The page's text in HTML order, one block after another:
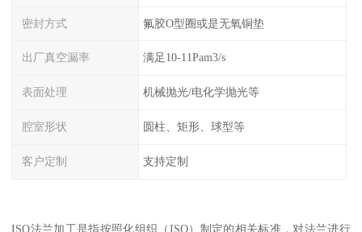
密封方式 氟胶O型圈或是无氧铜垫
出厂真空漏率 满足10-11Pam3/s
表面处理 机械抛光/电化学抛光等
腔室形状 圆柱、矩形、球型等
客户定制 支持定制
ISO法兰加工是指按照化组织（ISO）制定的相关标准，对法兰进行